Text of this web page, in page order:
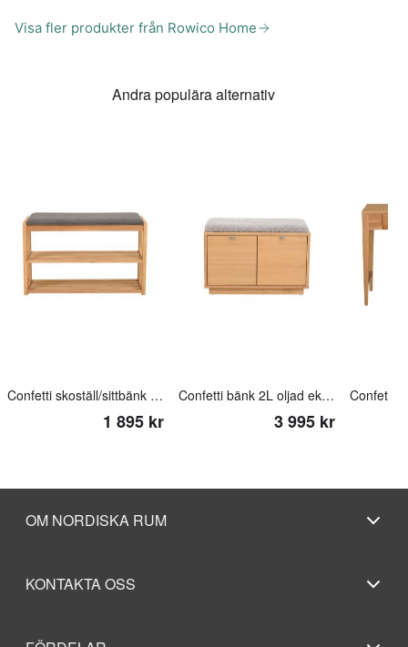
Visa fler produkter från Rowico Home
Andra populära alternativ
Confetti skoställ/sittbänk 80 oljad ek/mörkgrå
1 895 kr
Confetti bänk 2L oljad ek/fårskinnslook
3 995 kr
OM NORDISKA RUM
KONTAKTA OSS